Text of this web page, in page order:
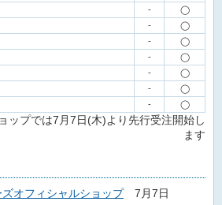
-
◯
-
◯
-
◯
-
◯
-
◯
-
◯
- ◯
ップでは7月7日(木)より先行受注開始し
ます
オフィシャルショップ7月7日